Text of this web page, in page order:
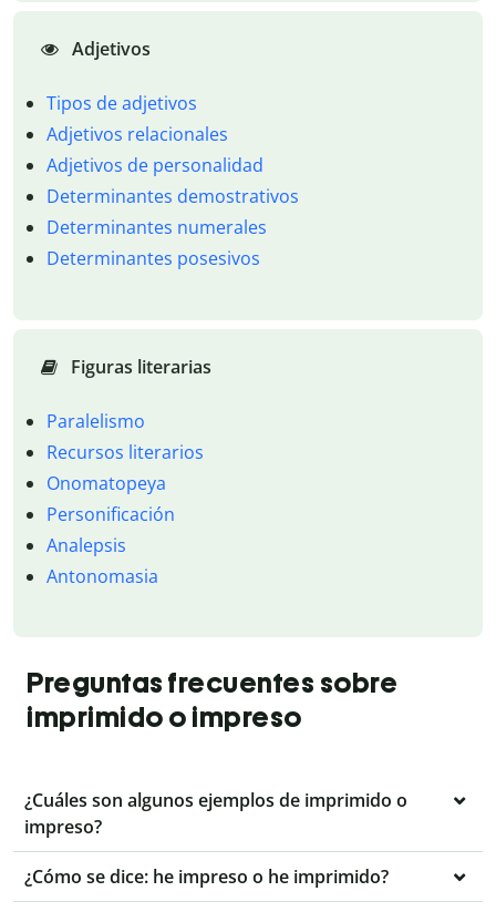
Adjetivos
Tipos de adjetivos
Adjetivos relacionales
Adjetivos de personalidad
Determinantes demostrativos
Determinantes numerales
Determinantes posesivos
Figuras literarias
Paralelismo
Recursos literarios
Onomatopeya
Personificación
Analepsis
Antonomasia
Preguntas frecuentes sobre
imprimido o impreso
¿Cuáles son algunos ejemplos de imprimido o
impreso?
¿Cómo se dice: he impreso o he imprimido?